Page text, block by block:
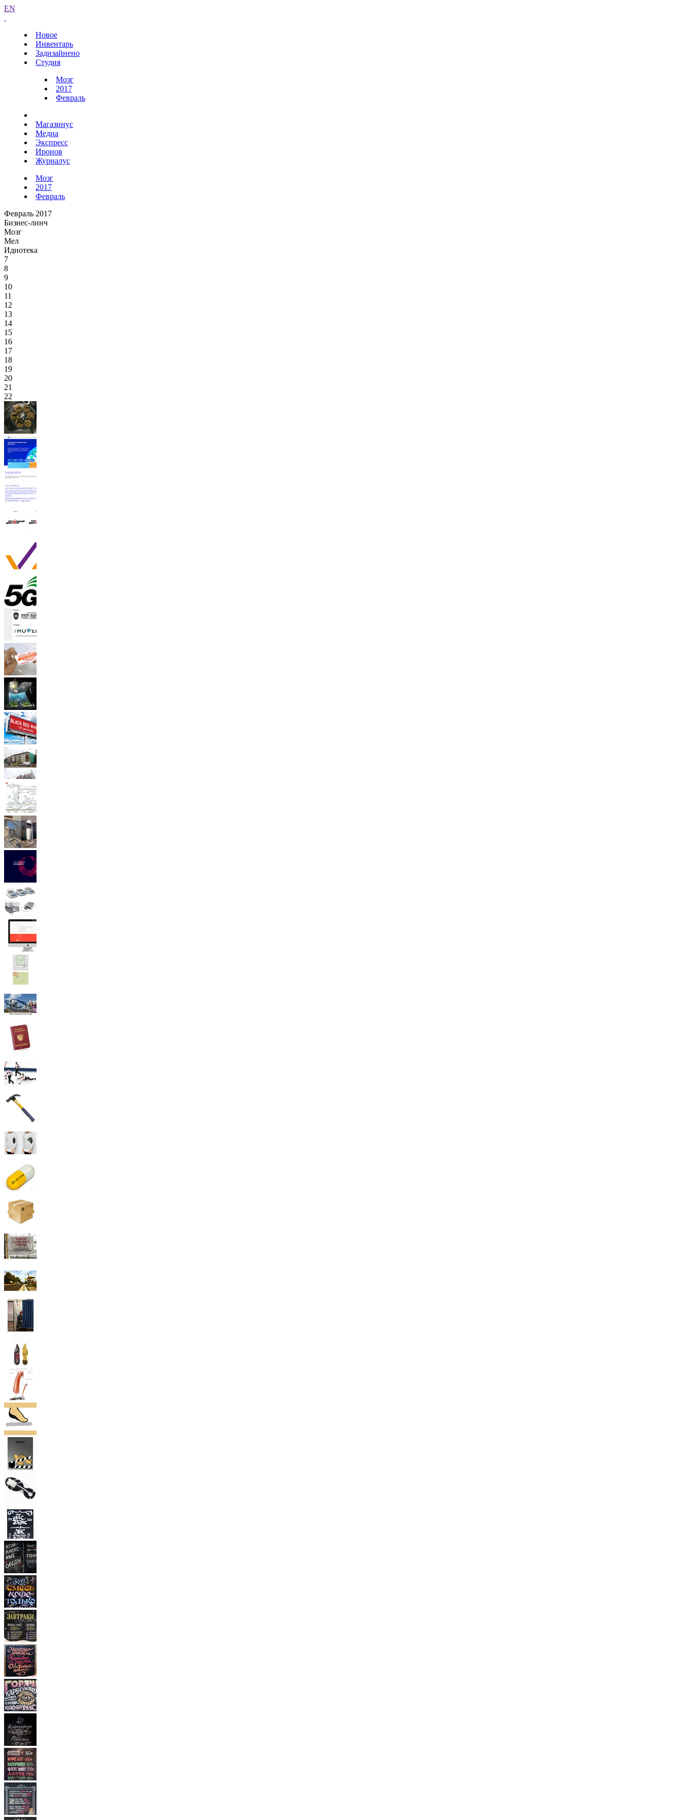
EN
Новое
Инвентарь
Задизайнено
Студия
Мозг
2017
Февраль
Магазинус
Медиа
Экспресс
Иронов
Журналус
Мозг
2017
Февраль
Февраль 2017
Бизнес-линч
Мозг
Мел
Идиотека
7
8
9
10
11
12
13
14
15
16
17
18
19
20
21
22